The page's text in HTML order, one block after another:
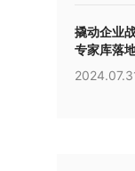
撬动企业
专家库落